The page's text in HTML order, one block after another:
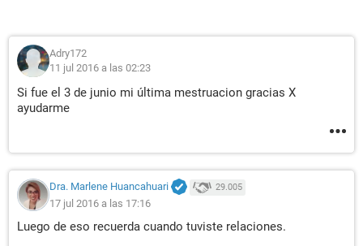
Adry172
11 jul 2016 a las 02:23
Si fue el 3 de junio mi última mestruacion gracias X
ayudarme
Dra. Marlene Huancahuari 29.005
17 jul 2016 a las 17:16
Luego de eso recuerda cuando tuviste relaciones.